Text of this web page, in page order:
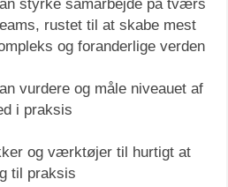
styrke samarbejde på tværs
rustet til at skabe mest
og foranderlige verden
vurdere og måle niveauet af
i praksis
og værktøjer til hurtigt at
til praksis